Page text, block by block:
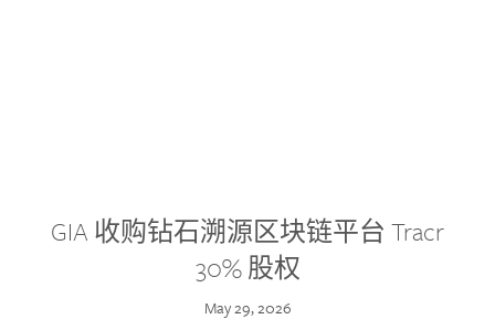
GIA 收购钻石溯源区块链平台 Tracr
30% 股权
May 29, 2026